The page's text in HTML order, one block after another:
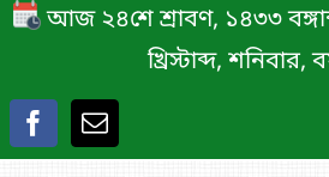
Skip
content
আজ ২৪শে শ্রাবণ, ১৪৩৩
খ্রিস্টাব্দ, শনিবার,